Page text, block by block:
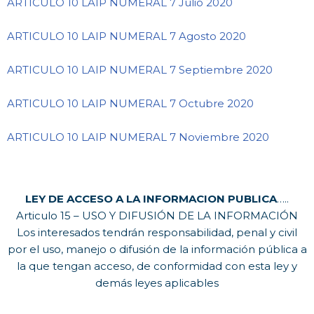
ARTICULO 10 LAIP NUMERAL 7 Julio 2020
ARTICULO 10 LAIP NUMERAL 7 Agosto 2020
ARTICULO 10 LAIP NUMERAL 7 Septiembre 2020
ARTICULO 10 LAIP NUMERAL 7 Octubre 2020
ARTICULO 10 LAIP NUMERAL 7 Noviembre 2020
LEY DE ACCESO A LA INFORMACION PUBLICA…..
Articulo 15 – USO Y DIFUSIÓN DE LA INFORMACIÓN
Los interesados tendrán responsabilidad, penal y civil
por el uso, manejo o difusión de la información pública a
la que tengan acceso, de conformidad con esta ley y
demás leyes aplicables